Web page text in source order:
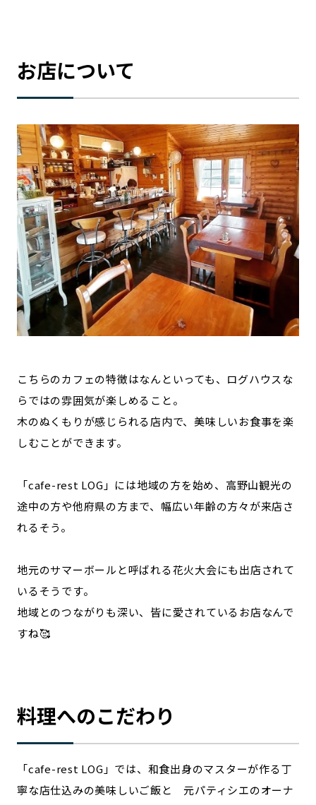
お店について
こちらのカフェの特徴はなんといっても、ログハウスな
らではの雰囲気が楽しめること。
木のぬくもりが感じられる店内で、美味しいお食事を楽
しむことができます。
「cafe-rest LOG」には地域の方を始め、高野山観光の
途中の方や他府県の方まで、幅広い年齢の方々が来店さ
れるそう。
地元のサマーボールと呼ばれる花火大会にも出店されて
いるそうです。
地域とのつながりも深い、皆に愛されているお店なんで
すね🥰
料理へのこだわり
「cafe-rest LOG」では、和食出身のマスターが作る丁
寧な店仕込みの美味しいご飯と 元パティシエのオーナ